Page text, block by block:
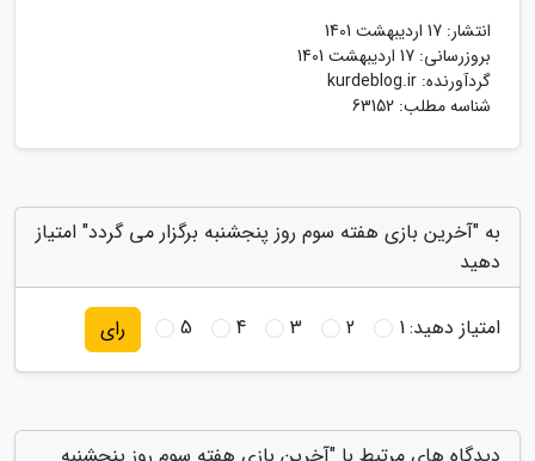
انتشار: 17 اردیبهشت 1401
بروزرسانی: 17 اردیبهشت 1401
گردآورنده: kurdeblog.ir
شناسه مطلب: 63152
به "آخرین بازی هفته سوم روز پنجشنبه برگزار می گردد" امتیاز
دهید
امتیاز دهید:1
2
3
4
5 رای